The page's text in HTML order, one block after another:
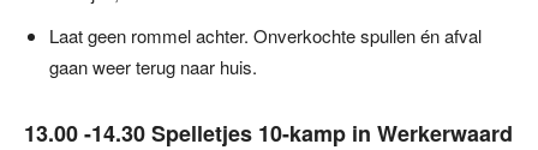
Laat geen rommel achter. Onverkochte spullen én afval
gaan weer terug naar huis.
13.00 -14.30 Spelletjes 10-kamp in Werkerwaard